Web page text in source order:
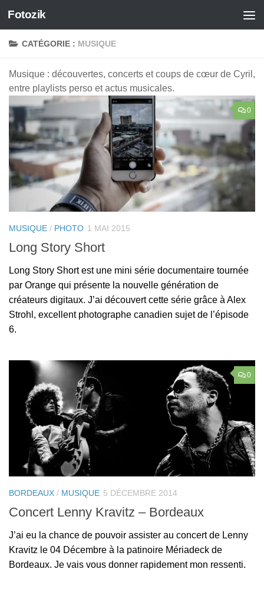
Skip to content
Fotozik
CATÉGORIE : MUSIQUE
Musique : découvertes, concerts et coups de cœur de Cyril,
entre playlists perso et actus musicales.
0
MUSIQUE / PHOTO 1 MAI 2015
Long Story Short
Long Story Short est une mini série documentaire tournée
par Orange qui présente la nouvelle génération de
créateurs digitaux. J’ai découvert cette série grâce à Alex
Strohl, excellent photographe canadien sujet de l’épisode
6.
0
BORDEAUX / MUSIQUE 5 DÉCEMBRE 2014
Concert Lenny Kravitz – Bordeaux
J’ai eu la chance de pouvoir assister au concert de Lenny
Kravitz le 04 Décembre à la patinoire Mériadeck de
Bordeaux. Je vais vous donner rapidement mon ressenti.